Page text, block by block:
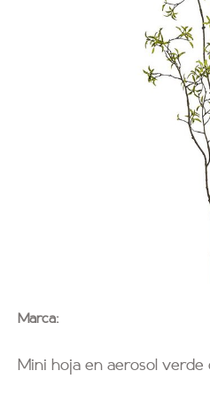
Marca:
Mini hoja en aerosol verde